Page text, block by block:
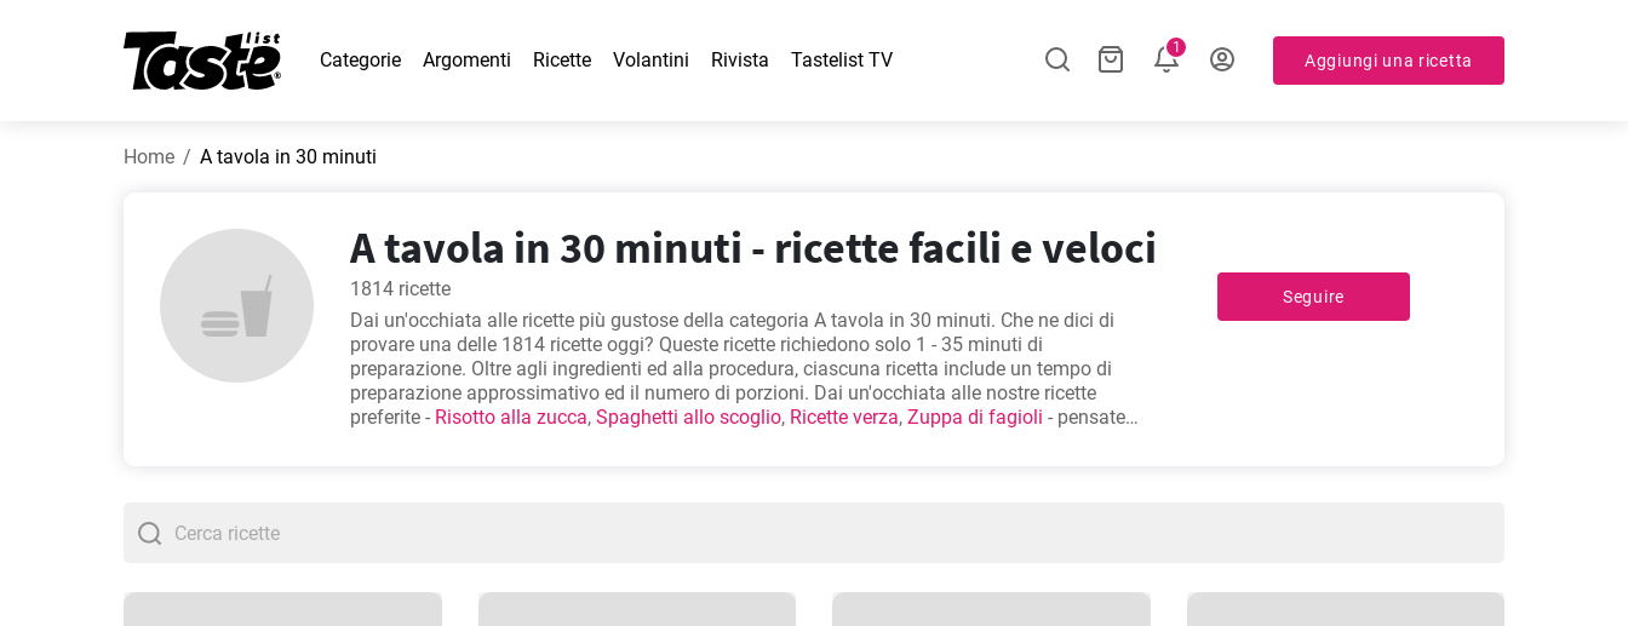
Categorie Argomenti Ricette Volantini Rivista Tastelist TV
1
Aggiungi una ricetta
Home A tavola in 30 minuti
A tavola in 30 minuti - ricette facili e veloci
1814 ricette
Dai un'occhiata alle ricette più gustose della categoria A tavola in 30 minuti. Che ne dici di
provare una delle 1814 ricette oggi? Queste ricette richiedono solo 1 - 35 minuti di
preparazione. Oltre agli ingredienti ed alla procedura, ciascuna ricetta include un tempo di
preparazione approssimativo ed il numero di porzioni. Dai un'occhiata alle nostre ricette
preferite - Risotto alla zucca, Spaghetti allo scoglio, Ricette verza, Zuppa di fagioli - pensate
Seguire